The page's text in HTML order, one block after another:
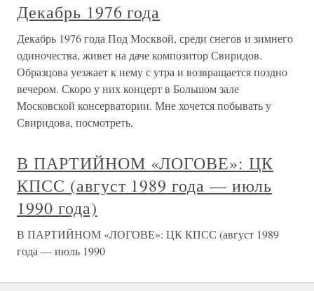
Декабрь 1976 года
Декабрь 1976 года Под Москвой, среди снегов и зимнего
одиночества, живет на даче композитор Свиридов.
Образцова уезжает к нему с утра и возвращается поздно
вечером. Скоро у них концерт в Большом зале
Московской консерватории. Мне хочется побывать у
Свиридова, посмотреть,
В ПАРТИЙНОМ «ЛОГОВЕ»: ЦК
КПСС (август 1989 года — июль
1990 года)
В ПАРТИЙНОМ «ЛОГОВЕ»: ЦК КПСС (август 1989
года — июль 1990